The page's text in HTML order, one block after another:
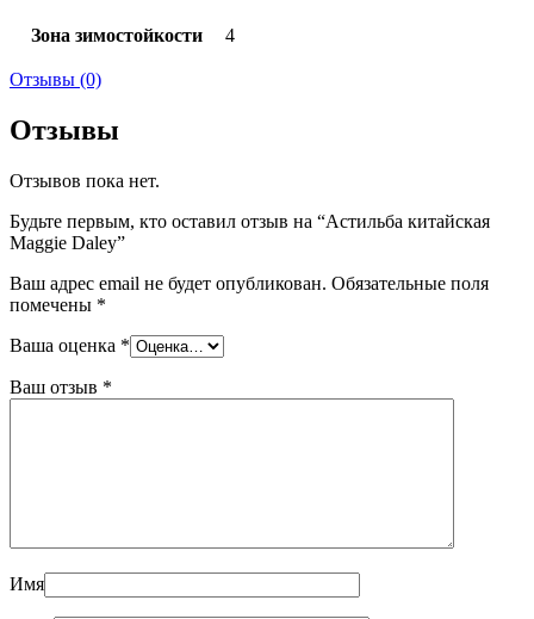
Зона зимостойкости 4
Отзывы (0)
Отзывы
Отзывов пока нет.
Будьте первым, кто оставил отзыв на “Астильба китайская
Maggie Daley”
Ваш адрес email не будет опубликован. Обязательные поля
помечены *
Ваша оценка *
Ваш отзыв *
Имя